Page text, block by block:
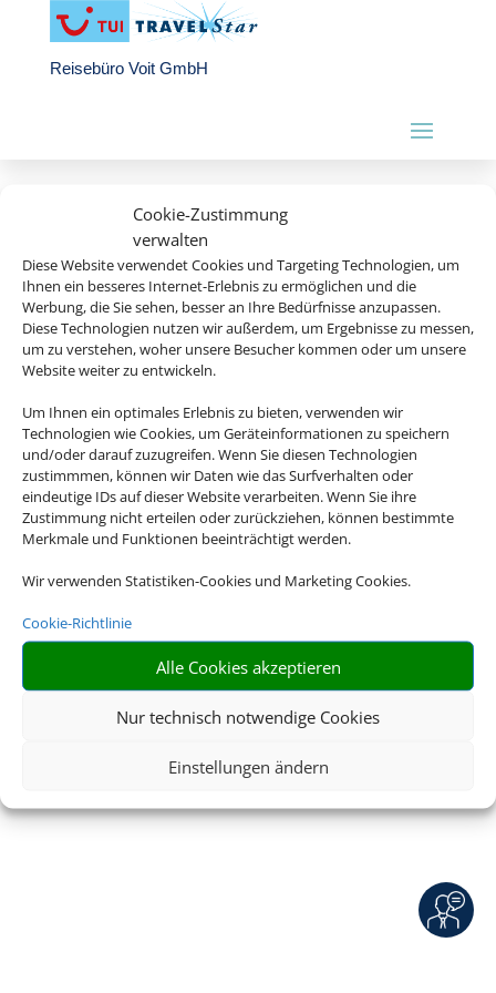
Cookie-Zustimmung
verwalten
Diese Website verwendet Cookies und Targeting Technologien, um
Ihnen ein besseres Internet-Erlebnis zu ermöglichen und die
Werbung, die Sie sehen, besser an Ihre Bedürfnisse anzupassen.
Diese Technologien nutzen wir außerdem, um Ergebnisse zu messen,
um zu verstehen, woher unsere Besucher kommen oder um unsere
Website weiter zu entwickeln.
Um Ihnen ein optimales Erlebnis zu bieten, verwenden wir
Technologien wie Cookies, um Geräteinformationen zu speichern
und/oder darauf zuzugreifen. Wenn Sie diesen Technologien
zustimmmen, können wir Daten wie das Surfverhalten oder
eindeutige IDs auf dieser Website verarbeiten. Wenn Sie ihre
Zustimmung nicht erteilen oder zurückziehen, können bestimmte
Merkmale und Funktionen beeinträchtigt werden.
Wir verwenden Statistiken-Cookies und Marketing Cookies.
Cookie-Richtlinie
Alle Cookies akzeptieren
Nur technisch notwendige Cookies
Einstellungen ändern
Reisebüro Voit GmbH
Willkommen bei WordPress. Dies ist dein erster Beitrag. Bearbeite
oder lösche ihn und beginne mit dem Schreiben!
Impressum|Datenschutzerklärung|Online Check-In
Service| Blacklisted Airlines|AGB|
Barrierefreiheitserklärung